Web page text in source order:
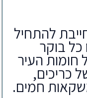
להתחיל
בוקר
חומות העיר
כריכים,
חמים.